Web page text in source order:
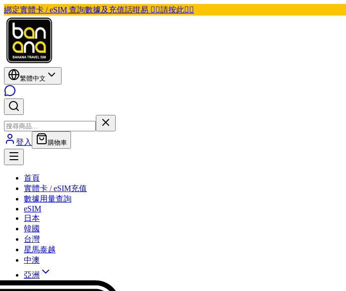
綁定實體卡 / eSIM 查詢數據及充值話咁易 👉🏽請按此👈🏽
繁體中文
登入 購物車
首頁
實體卡 / eSIM充值
數據用量查詢
eSIM
日本
韓國
台灣
星馬泰越
中澳
亞洲
歐洲